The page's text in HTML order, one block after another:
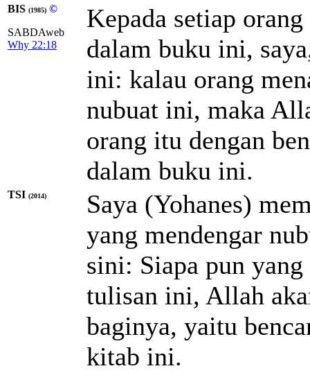
BIS (1985) ©
SABDAweb
Why 22:18
Kepada setiap
dalam buku ini,
ini: kalau orang
nubuat ini, maka
orang itu dengan
dalam buku ini.
TSI (2014)
Saya (Yohanes)
yang mendengar
sini: Siapa pun yang
tulisan ini, Allah
baginya, yaitu
kitab ini.